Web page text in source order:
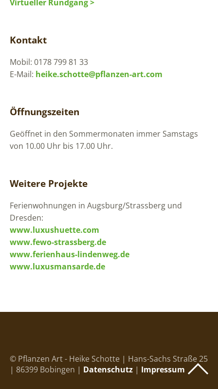
Virtueller Rundgang >
Kontakt
Mobil: 0178 799 81 33
E-Mail: heike.schotte@pflanzen-art.com
Öffnungszeiten
Geöffnet in den Sommermonaten immer Samstags
von 10.00 Uhr bis 17.00 Uhr.
Weitere Projekte
Ferienwohnungen in Augsburg/Strassberg und
Dresden:
www.luxushuette.com
www.fewo-strassberg.de
www.ferienhaus-lindenweg.de
www.luxusmansarde.de
© Pflanzen Art - Heike Schotte | Hans-Sachs Straße 25
| 86399 Bobingen | Datenschutz | Impressum